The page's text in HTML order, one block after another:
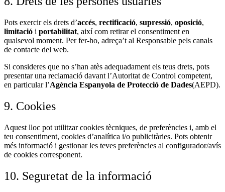
Pots exercir els drets d’accés, rectificació, supressió, oposició,
limitació i portabilitat, així com retirar el consentiment en
qualsevol moment. Per fer-ho, adreça’t al Responsable pels canals
de contacte del web.
Si consideres que no s’han atès adequadament els teus drets, pots
presentar una reclamació davant l’Autoritat de Control competent,
en particular l’Agència Espanyola de Protecció de Dades(AEPD).
9. Cookies
Aquest lloc pot utilitzar cookies tècniques, de preferències i, amb el
teu consentiment, cookies d’analítica i/o publicitàries. Pots obtenir
més informació i gestionar les teves preferències al configurador/avís
de cookies corresponent.
10. Seguretat de la informació